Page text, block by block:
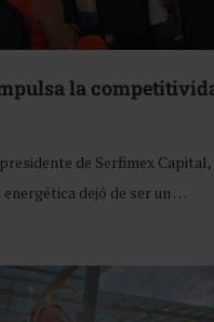
la
de Serfimex
dejó de ser un …